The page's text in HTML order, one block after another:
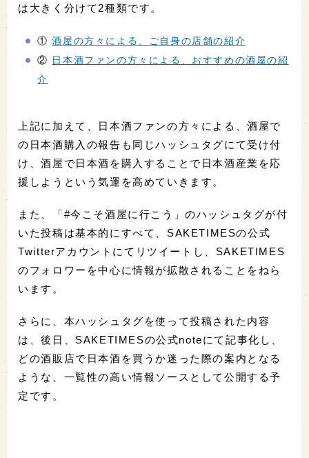
は大きく分けて2種類です。
①酒屋の方々による、ご自身の店舗の紹介
② 日本酒ファンの方々による、おすすめの酒屋の紹
介
上記に加えて、日本酒ファンの方々による、酒屋で
の日本酒購入の報告も同じハッシュタグにて受け付
け、酒屋で日本酒を購入することで日本酒産業を応
援しようという気運を高めていきます。
また、「#今こそ酒屋に行こう」のハッシュタグが付
いた投稿は基本的にすべて、SAKETIMESの公式
Twitterアカウントにてリツイートし、SAKETIMES
のフォロワーを中心に情報が拡散されることをねら
います。
さらに、本ハッシュタグを使って投稿された内容
は、後日、SAKETIMESの公式noteにて記事化し、
どの酒販店で日本酒を買うか迷った際の案内となる
ような、一覧性の高い情報ソースとして公開する予
定です。